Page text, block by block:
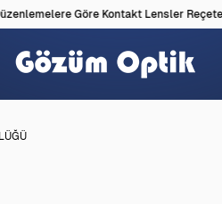
Göre Kontakt Lensler Reçete İle